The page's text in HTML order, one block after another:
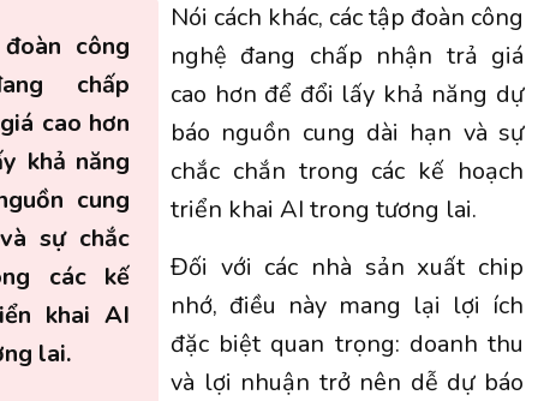
công
chấp
cao hơn
khả năng
cung
sự chắc
các kế
khai AI
lai.
Nói cách khác, các tập đoàn công
nghệ đang chấp nhận trả giá
cao hơn để đổi lấy khả năng dự
báo nguồn cung dài hạn và sự
chắc chắn trong các kế hoạch
triển khai AI trong tương lai.
Đối với các nhà sản xuất chip
nhớ, điều này mang lại lợi ích
đặc biệt quan trọng: doanh thu
và lợi nhuận trở nên dễ dự báo